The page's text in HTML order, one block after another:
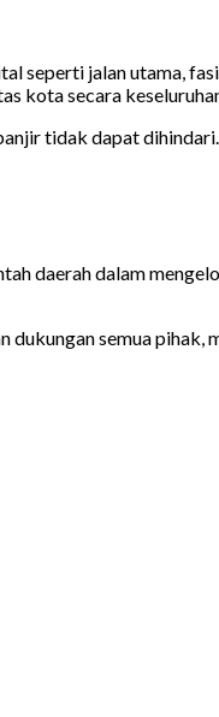
seperti jalan utama,
kota secara
tidak dapat
daerah dalam
semua pihak,